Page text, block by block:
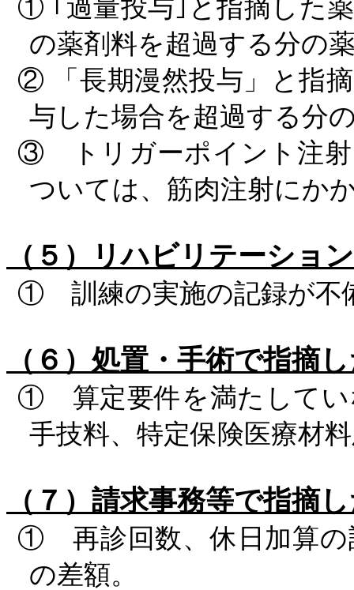
① ｢過量投与｣と指摘した
の薬剤料を超過する分の
②
「長期漫然投与」と指
与した場合を超過する分
③ トリガーポイント注射
ついては、筋肉注射にか
（５）リハビリテーシ
① 訓練の実施の記録が不
（６）処置・手術で指
① 算定要件を満たしてい
手技料、特定保険医療材
（７）請求事務等で指
① 再診回数、休日加算の
の差額。